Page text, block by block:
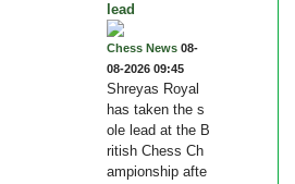
lead
Chess News 08-
08-2026 09:45
Shreyas Royal
has taken the s
ole lead at the B
ritish Chess Ch
ampionship afte